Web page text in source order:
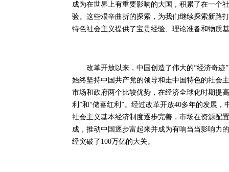
成为在世界上有重要影响的大国，积累了在一个
验。这些艰辛曲折的探索，为我们继续探索新路
特色社会主义提供了宝贵经验、理论准备和物质
改革开放以来，中国创造了伟大的“经济奇迹”
始终坚持中国共产党的领导和走中国特色的社会
市场和政府两个比较优势，在经济全球化时期提
利”和“储蓄红利”。经过改革开放40多年的发展
社会主义基本经济制度逐步完善，市场在资源配
成，推动中国逐步富起来并成为有响当当影响力
经突破了100万亿的大关。